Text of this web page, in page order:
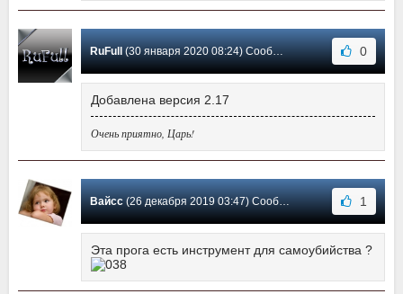
RuFull(30 января 2020 08:24) Сообщение #52 0
Добавлена версия 2.17
Очень приятно, Царь!
Вайсс(26 декабря 2019 03:47) Сообщение #51 1
Эта прога есть инструмент для самоубийства ?